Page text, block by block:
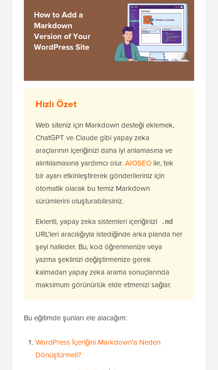
Hızlı Özet
Web siteniz için Markdown desteği eklemek,
ChatGPT ve Claude gibi yapay zeka
araçlarının içeriğinizi daha iyi anlamasına ve
alıntılamasına yardımcı olur.AIOSEO ile, tek
bir ayarı etkinleştirerek gönderileriniz için
otomatik olarak bu temiz Markdown
sürümlerini oluşturabilirsiniz.
Eklenti, yapay zeka sistemleri içeriğinizi
.md
URL'leri aracılığıyla istediğinde arka planda her
şeyi halleder. Bu, kod öğrenmenize veya
yazma şeklinizi değiştirmenize gerek
kalmadan yapay zeka arama sonuçlarında
maksimum görünürlük elde etmenizi sağlar.
Bu eğitimde şunları ele alacağım:
WordPress İçeriğini Markdown'a Neden
Dönüştürmeli?